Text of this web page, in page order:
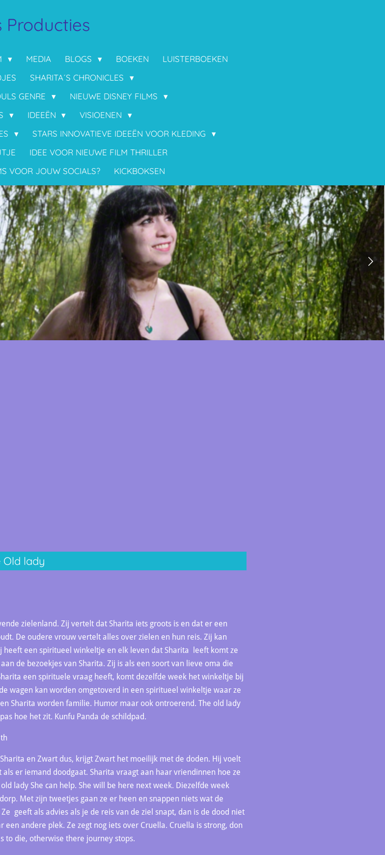
Producties
MEDIA BLOGS BOEKEN
LUISTERBOEKEN
SHARITA´S CHRONICLES
GENRE
NIEUWE DISNEY FILMS
IDEEËN
VISIOENEN
STARS INNOVATIEVE IDEEËN VOOR KLEDING
IDEE VOOR NIEUWE FILM THRILLER
VOOR JOUW SOCIALS? KICKBOKSEN
Old lady
zielenland. Zij vertelt dat Sharita iets groots is en dat er een
De oudere vrouw vertelt alles over zielen en hun reis. Zij kan
een spiritueel winkeltje en elk leven dat Sharita leeft komt ze
de bezoekjes van Sharita. Zij is als een soort van lieve oma die
een spirituele vraag heeft, komt dezelfde week het winkeltje bij
wagen kan worden omgetoverd in een spiritueel winkeltje waar ze
Sharita worden familie. Humor maar ook ontroerend. The old lady
hoe het zit. Kunfu Panda de schildpad.
en Zwart dus, krijgt Zwart het moeilijk met de doden. Hij voelt
er iemand doodgaat. Sharita vraagt aan haar vriendinnen hoe ze
lady She can help. She will be here next week. Diezelfde week
Met zijn tweetjes gaan ze er heen en snappen niets wat de
geeft als advies als je de reis van de ziel snapt, dan is de dood niet
andere plek. Ze zegt nog iets over Cruella. Cruella is strong, don
to die, otherwise there journey stops.